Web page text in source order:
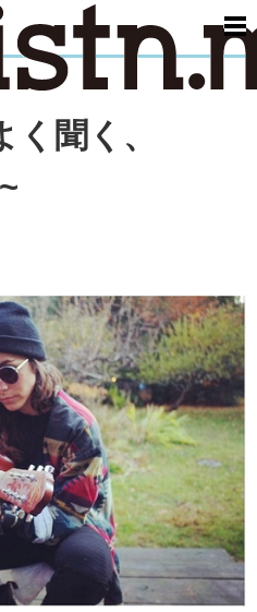
聞く、